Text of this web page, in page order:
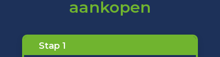
aankopen
Stap 1